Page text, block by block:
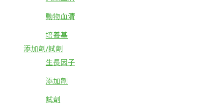
動物血清
培養基
添加劑/試劑
生長因子
添加劑
試劑